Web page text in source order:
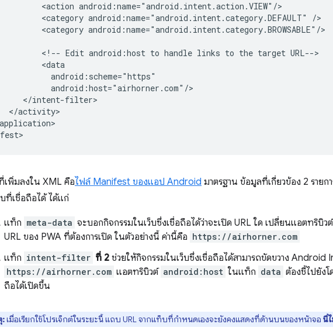
<action
<category android:name="android.intent.category.DEFAULT"
<category android:name="android.intent.category.BROWSABLE"/>
<!-- Edit android:host to handle links to the target
พิ่มลงใน XML คือไฟล์ Manifest ของแอป Android มาตรฐาน ข้อมูลที่เกี่ยวข้อง 2 ราย
ที่เชื่อถือได้ ได้แก่
แท็ก meta-data จะบอกกิจกรรมในเว็บซึ่งเชื่อถือได้ว่าจะเปิด URL ใด เปลี่ยนแอตทริบิว
URL ของ PWA ที่ต้องการเปิด ในตัวอย่างนี้ ค่านี้คือ https://airhorner.com
แท็ก intent-filter ที่ 2 ช่วยให้กิจกรรมในเว็บซึ่งเชื่อถือได้สามารถขัดขวาง Android
https://airhorner.com แอตทริบิวต์ android:host ในแท็ก data ต้องชี้ไปยัง
ถือได้เปิดขึ้น
:เมื่อเรียกใช้โปรเจ็กต์ในระยะนี้ แถบ URL จากแท็บที่กำหนดเองจะยังคงแสดงที่ด้านบนของหน้าจอ นี่